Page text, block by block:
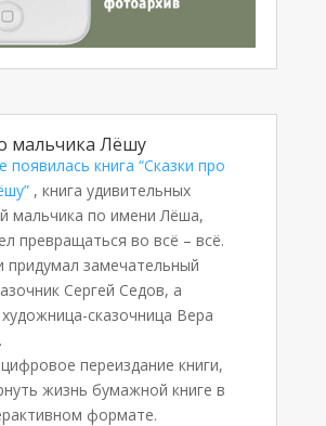
мальчика Лёшу
появилась книга “Сказки про
, книга удивительных
мальчика по имени Лёша,
превращаться во всё – всё.
придумал замечательный
Сергей Седов, а
сказочница Вера
переиздание книги,
жизнь бумажной книге в
формате.